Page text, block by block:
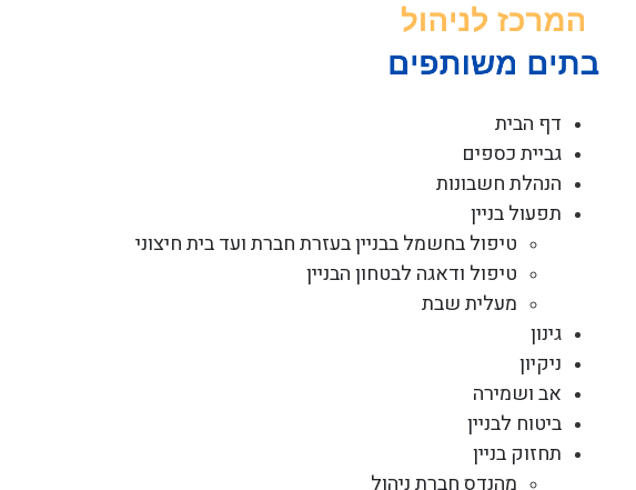
דף הבית
גביית כספים
הנהלת חשבונות
תפעול בניין
טיפול בחשמל בבניין בעזרת חברת ועד בית חיצוני
טיפול ודאגה לבטחון הבניין
מעלית שבת
גינון
ניקיון
אב ושמירה
ביטוח לבניין
תחזוק בניין
מהנדס חברת ניהול